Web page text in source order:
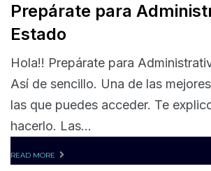
Prepárate para
Estado
Hola!! Prepárate para
Así de sencillo. Una de las
las que puedes acceder. Te
hacerlo. Las...
READ MORE